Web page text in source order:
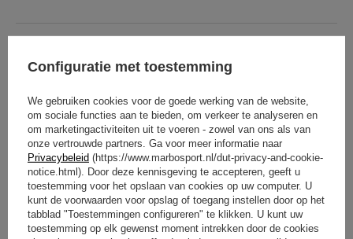
Technische specificaties
hoogte 100 cm
breed 81 cm
lengte 94 cm
Gewicht 63 kg
Configuratie met toestemming
We gebruiken cookies voor de goede werking van de website,
om sociale functies aan te bieden, om verkeer te analyseren en
om marketingactiviteiten uit te voeren - zowel van ons als van
onze vertrouwde partners. Ga voor meer informatie naar
Privacybeleid (https://www.marbosport.nl/dut-privacy-and-cookie-
notice.html). Door deze kennisgeving te accepteren, geeft u
toestemming voor het opslaan van cookies op uw computer. U
kunt de voorwaarden voor opslag of toegang instellen door op het
tabblad "Toestemmingen configureren" te klikken. U kunt uw
toestemming op elk gewenst moment intrekken door de cookies